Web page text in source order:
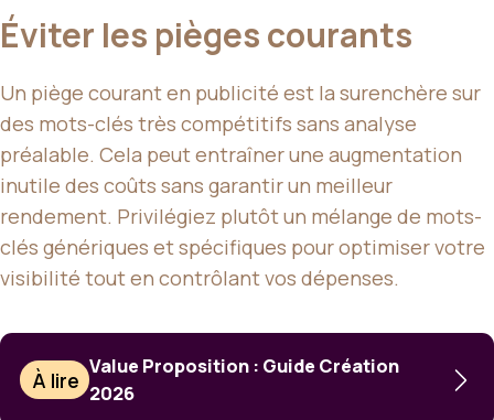
Éviter les pièges courants
Un piège courant en publicité est la surenchère sur
des mots-clés très compétitifs sans analyse
préalable. Cela peut entraîner une augmentation
inutile des coûts sans garantir un meilleur
rendement. Privilégiez plutôt un mélange de mots-
clés génériques et spécifiques pour optimiser votre
visibilité tout en contrôlant vos dépenses.
À lire
Value Proposition : Guide Création
2026